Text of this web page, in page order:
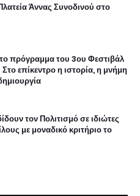
Άννας Συνοδινού στο
πρόγραμμα του 3ου Φεστιβάλ
επίκεντρο η ιστορία, η μνήμη
τον Πολιτισμό σε ιδιώτες
με μοναδικό κριτήριο το